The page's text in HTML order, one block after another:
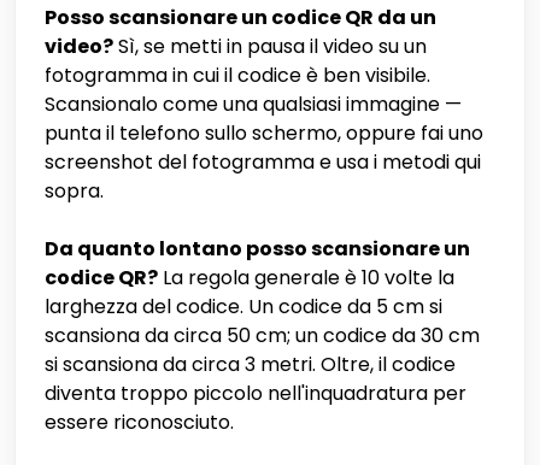
Posso scansionare un codice QR da un
video?Sì, se metti in pausa il video su un
fotogramma in cui il codice è ben visibile.
Scansionalo come una qualsiasi immagine —
punta il telefono sullo schermo, oppure fai uno
screenshot del fotogramma e usa i metodi qui
sopra.
Da quanto lontano posso scansionare un
codice QR? La regola generale è 10 volte la
larghezza del codice. Un codice da 5 cm si
scansiona da circa 50 cm; un codice da 30 cm
si scansiona da circa 3 metri. Oltre, il codice
diventa troppo piccolo nell'inquadratura per
essere riconosciuto.